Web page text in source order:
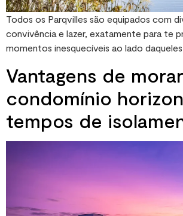
Todos os Parqvilles são equipados com
convivência e lazer, exatamente para te
momentos inesquecíveis ao lado
Vantagens de
condomínio
tempos de